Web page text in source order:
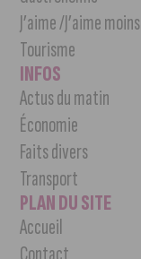
J’aime /J’aime moins
Tourisme
INFOS
Actus du matin
Économie
Faits divers
Transport
PLAN DU SITE
Accueil